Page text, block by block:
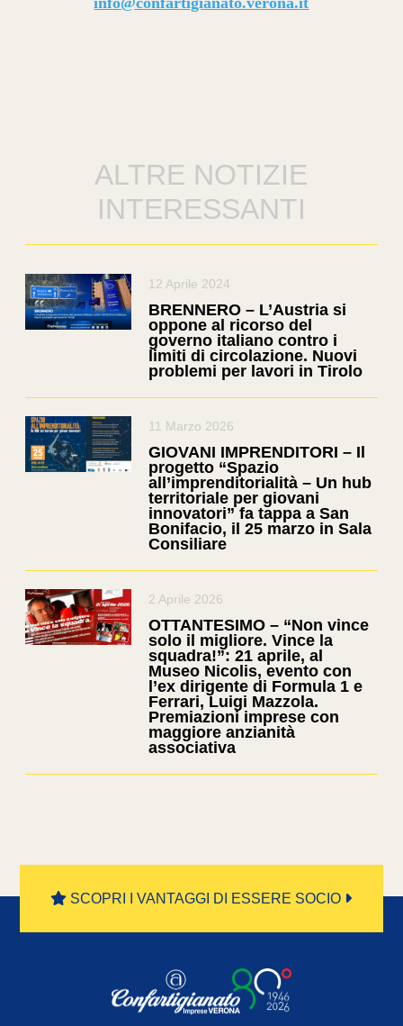
ALTRE NOTIZIE
INTERESSANTI
12 Aprile 2024
BRENNERO – L’Austria si
oppone al ricorso del
governo italiano contro i
limiti di circolazione. Nuovi
problemi per lavori in Tirolo
11 Marzo 2026
GIOVANI IMPRENDITORI – Il
progetto “Spazio
all’imprenditorialità – Un hub
territoriale per giovani
innovatori” fa tappa a San
Bonifacio, il 25 marzo in Sala
Consiliare
2 Aprile 2026
OTTANTESIMO – “Non vince
solo il migliore. Vince la
squadra!”: 21 aprile, al
Museo Nicolis, evento con
l’ex dirigente di Formula 1 e
Ferrari, Luigi Mazzola.
Premiazioni imprese con
maggiore anzianità
associativa
SCOPRI I VANTAGGI DI ESSERE SOCIO